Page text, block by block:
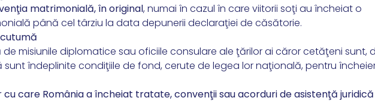
matrimonială, în original, numai în cazul în care viitorii soţi au încheiat o
până cel târziu la data depunerii declaraţiei de căsătorie.
misiunile diplomatice sau oficiile consulare ale ţărilor ai căror cetăţeni sunt,
sunt îndeplinite condiţiile de fond, cerute de legea lor naţională, pentru
care România a încheiat tratate, convenţii sau acorduri de asistenţă